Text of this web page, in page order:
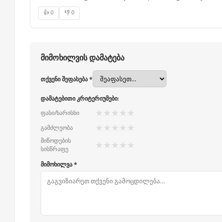
👍 0 👎 0
მიმოხილვის დამატება
თქვენი შეფასება *
დამატებითი კრიტერიუმები:
ფასი/ხარისხი
★ ★ ★ ★ ★
გამძლეობა ★ ★ ★ ★ ★
მიწოდების
სისწრაფე
★ ★ ★ ★ ★
მიმოხილვა *